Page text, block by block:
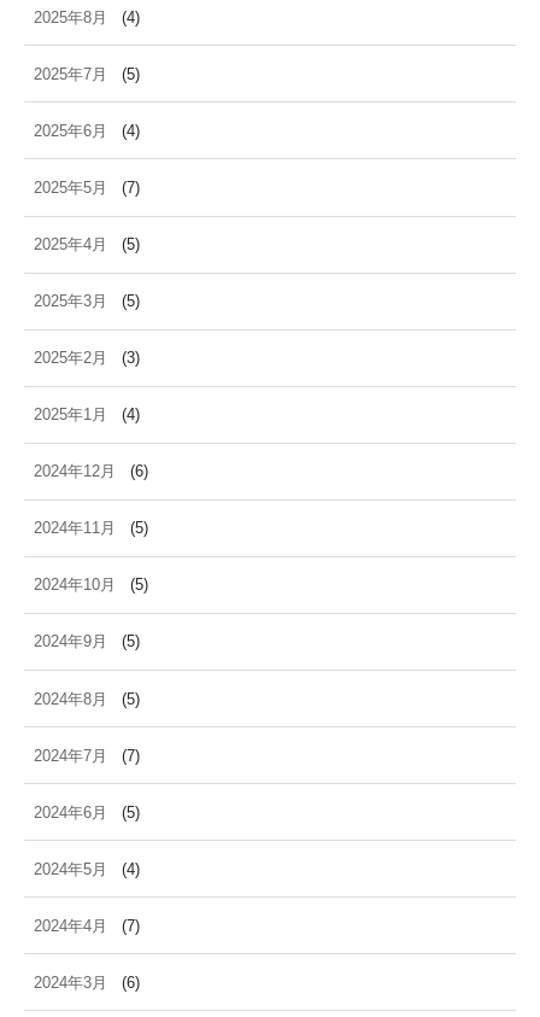
2025年8月 (4)
2025年7月 (5)
2025年6月 (4)
2025年5月 (7)
2025年4月 (5)
2025年3月 (5)
2025年2月 (3)
2025年1月 (4)
2024年12月 (6)
2024年11月 (5)
2024年10月 (5)
2024年9月 (5)
2024年8月 (5)
2024年7月 (7)
2024年6月 (5)
2024年5月 (4)
2024年4月 (7)
2024年3月 (6)